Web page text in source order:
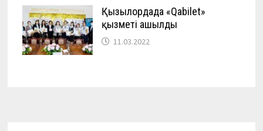
Қызылордада «Qabilet»
қызметі ашылды
11.03.2022